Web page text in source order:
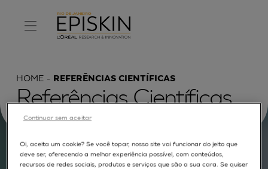
HOME REFERÊNCIAS CIENTÍFICAS
Referências Científicas
Procurar por :
Oi, aceita um cookie? Se você topar, nosso site vai funcionar do jeito que
deve ser, oferecendo a melhor experiência possível, com conteúdos,
recursos de redes sociais, produtos e serviços que são a sua cara. Se quiser
Continuar sem aceitar